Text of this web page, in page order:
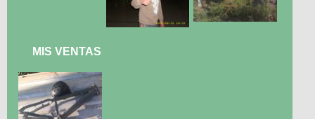
MIS VENTAS